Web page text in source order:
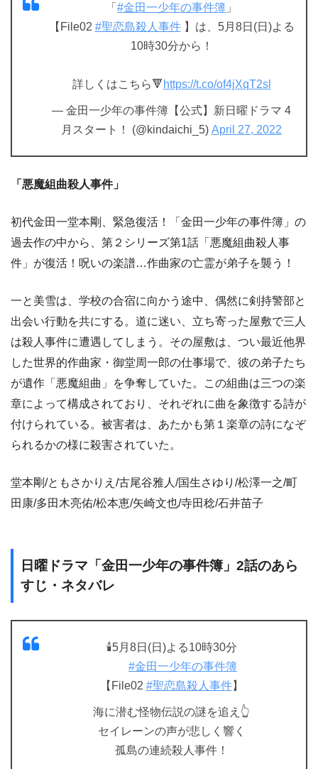
「 #金田一少年の事件簿 」
【File02 #聖恋島殺人事件】は、5月8日(日)よる
10時30分から！
詳しくはこちら🔻 https://t.co/of4jXqT2sl
— 金田一少年の事件簿【公式】新日曜ドラマ 4
月スタート！ (@kindaichi_5) April 27, 2022
「悪魔組曲殺人事件」
初代金田一堂本剛、緊急復活！「金田一少年の事件簿」の
過去作の中から、第２シリーズ第1話「悪魔組曲殺人事
件」が復活！呪いの楽譜…作曲家の亡霊が弟子を襲う！
一と美雪は、学校の合宿に向かう途中、偶然に剣持警部と
出会い行動を共にする。道に迷い、立ち寄った屋敷で三人
は殺人事件に遭遇してしまう。その屋敷は、つい最近他界
した世界的作曲家・御堂周一郎の仕事場で、彼の弟子たち
が遺作「悪魔組曲」を争奪していた。この組曲は三つの楽
章によって構成されており、それぞれに曲を象徴する詩が
付けられている。被害者は、あたかも第１楽章の詩になぞ
られるかの様に殺害されていた。
堂本剛/ともさかりえ/古尾谷雅人/国生さゆり/松澤一之/町
田康/多田木亮佑/松本恵/矢崎文也/寺田稔/石井苗子
日曜ドラマ「金田一少年の事件簿」2話のあら
すじ・ネタバレ
🕯5月8日(日)よる10時30分
#金田一少年の事件簿
【File02 #聖恋島殺人事件】
海に潜む怪物伝説の謎を追え👆
セイレーンの声が悲しく響く
孤島の連続殺人事件！